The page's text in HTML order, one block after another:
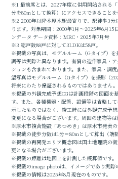
※1 最前席とは、2027年度に供用開始される
分を80mとして換算）にアクセスできることを
※2 2000年以降本厚木駅最寄りで、駅徒歩3分
ります。対象期間：2000年1月〜2025年6月
ンデータ データ資料：MRC・2025年7月号
※3 総戸数88戸に対して3LDKは58戸。
※掲載の写真は、モデルルーム（Gタイプ）
調等は実際と異なります。有償の造作家具・
ションも含まれております。また、家具・調
望写真はモデルルーム（Gタイプ）を撮影（
将来にわたり保証されるものではありません
※掲載の外観完成予想CGは計画段階の図面を
す。また、各種機器・配管、設備等は省略し
示したものではなく、竣工時には外観完成予
変更になる場合がございます。周囲の建物等
※厚木市複合施設「あつめき」は厚木市発表の
※掲載の徒歩分数は1分＝80mとして算出（端
※掲載の再開発エリア概念図は国土地理院の
更となる場合がございます。
※掲載の距離は地図上を計測した概算値です。
※掲載のimage photoは、イメージであり実際
※掲載の情報は2025年8月現在のものです。